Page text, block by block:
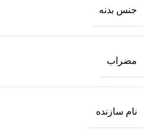
جنس بدنه
مضراب
نام سازنده